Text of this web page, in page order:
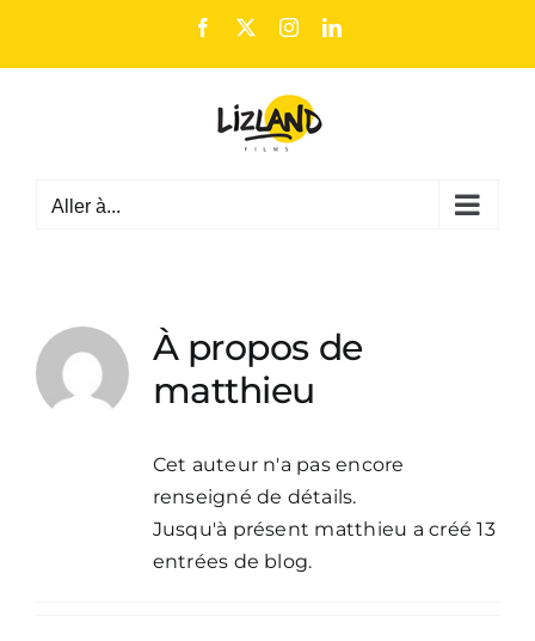
Facebook InstagramLinkedIn
Aller à...
À propos de
matthieu
Cet auteur n'a pas encore
renseigné de détails.
Jusqu'à présent matthieu a créé 13
entrées de blog.